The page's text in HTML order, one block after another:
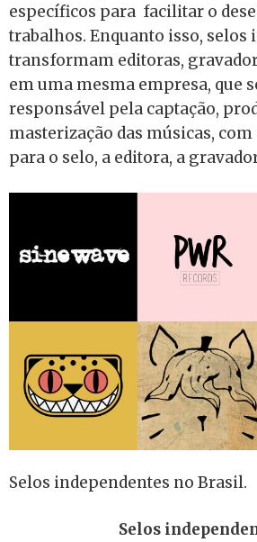
específicos para facilitar o
trabalhos. Enquanto isso, selos
transformam editoras,
em uma mesma empresa, que
responsável pela captação,
masterização das músicas,
para o selo, a editora, a
Selos independentes no Brasil.
Selos